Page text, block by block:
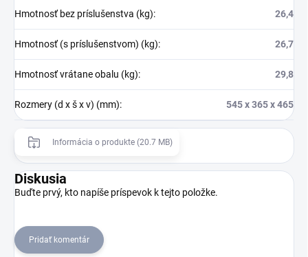
Hmotnosť bez príslušenstva (kg): 26,4
Hmotnosť (s príslušenstvom) (kg): 26,7
Hmotnosť vrátane obalu (kg): 29,8
Rozmery (d x š x v) (mm): 545 x 365 x 465
Informácia o produkte (20.7 MB)
Diskusia
Buďte prvý, kto napíše príspevok k tejto položke.
Pridať komentár